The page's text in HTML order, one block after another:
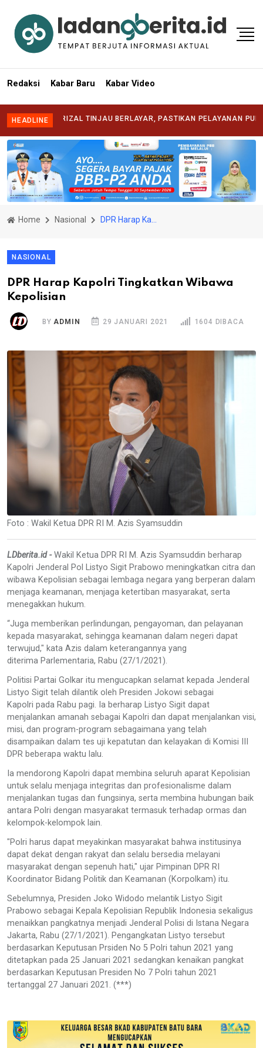
Redaksi Kabar Baru Kabar Video
HEADLINE
SYAFRIZAL TINJAU BERLAYAR, PASTIKAN PELAYANAN PUBLIK
Home Nasional
NASIONAL
DPR Harap Kapolri Tingkatkan Wibawa
Kepolisian
BY ADMIN 29 JANUARI 2021 1604 DIBACA
Foto : Wakil Ketua DPR RI M. Azis Syamsuddin
LDberita.id -Wakil Ketua DPR RI M. Azis Syamsuddin berharap
Kapolri Jenderal Pol Listyo Sigit Prabowo meningkatkan citra dan
wibawa Kepolisian sebagai lembaga negara yang berperan dalam
menjaga keamanan, menjaga ketertiban masyarakat, serta
menegakkan hukum.
“Juga memberikan perlindungan, pengayoman, dan pelayanan
kepada masyarakat, sehingga keamanan dalam negeri dapat
terwujud," kata Azis dalam keterangannya yang
diterima Parlementaria, Rabu (27/1/2021).
Politisi Partai Golkar itu mengucapkan selamat kepada Jenderal
Listyo Sigit telah dilantik oleh Presiden Jokowi sebagai
Kapolri pada Rabu pagi. Ia berharap Listyo Sigit dapat
menjalankan amanah sebagai Kapolri dan dapat menjalankan visi,
misi, dan program-program sebagaimana yang telah
disampaikan dalam tes uji kepatutan dan kelayakan di Komisi III
DPR beberapa waktu lalu.
Ia mendorong Kapolri dapat membina seluruh aparat Kepolisian
untuk selalu menjaga integritas dan profesionalisme dalam
menjalankan tugas dan fungsinya, serta membina hubungan baik
antara Polri dengan masyarakat termasuk terhadap ormas dan
kelompok-kelompok lain.
"Polri harus dapat meyakinkan masyarakat bahwa institusinya
dapat dekat dengan rakyat dan selalu bersedia melayani
masyarakat dengan sepenuh hati," ujar Pimpinan DPR RI
Koordinator Bidang Politik dan Keamanan (Korpolkam) itu.
Sebelumnya, Presiden Joko Widodo melantik Listyo Sigit
Prabowo sebagai Kepala Kepolisian Republik Indonesia sekaligus
menaikkan pangkatnya menjadi Jenderal Polisi di Istana Negara
Jakarta, Rabu (27/1/2021). Pengangkatan Listyo tersebut
berdasarkan Keputusan Prsiden No 5 Polri tahun 2021 yang
ditetapkan pada 25 Januari 2021 sedangkan kenaikan pangkat
berdasarkan Keputusan Presiden No 7 Polri tahun 2021
tertanggal 27 Januari 2021. (***)